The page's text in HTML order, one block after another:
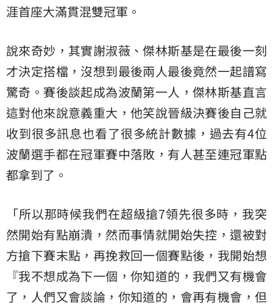
涯首座大滿貫混雙冠軍。
說來奇妙，其實謝淑薇、傑林斯基是在最後一刻
才決定搭檔，沒想到最後兩人最後竟然一起譜寫
驚奇。賽後談起成為波蘭第一人，傑林斯基直言
這對他來說意義重大，他笑說晉級決賽後自己就
收到很多訊息也看了很多統計數據，過去有4位
波蘭選手都在冠軍賽中落敗，有人甚至連冠軍點
都拿到了。
「所以那時候我們在超級搶7領先很多時，我突
然開始有點崩潰，然而事情就開始失控，還被對
方搶下賽末點，再挽救回一個賽點後，我開始想
『我不想成為下一個，你知道的，我們又有機會
了，人們又會談論，你知道的，會再有機會，但